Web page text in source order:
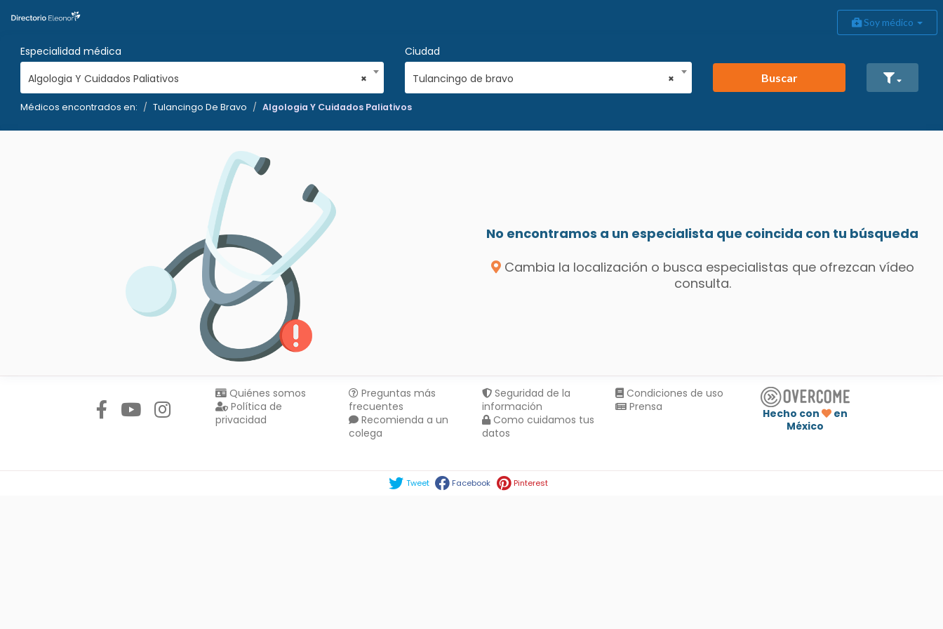
Soy médico
Especialidad médica
×
Algologia Y Cuidados Paliativos
Ciudad
×
Tulancingo de bravo Buscar
Médicos encontrados en: Tulancingo De Bravo Algologia Y Cuidados Paliativos
No encontramos a un especialista que coincida con tu búsqueda
Cambia la localización o busca especialistas que ofrezcan vídeo
consulta.
Quiénes somos
Política de
privacidad
Preguntas más
frecuentes
Recomienda a un
colega
Seguridad de la
información
Como cuidamos tus
datos
Condiciones de uso
Prensa
Hecho con
en
México
Tweet Facebook Pinterest